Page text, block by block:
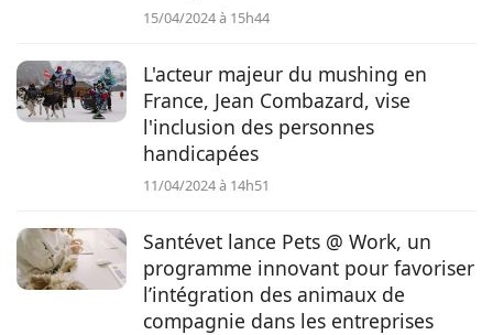
15/04/2024 à 15h44
L'acteur majeur du mushing en
France, Jean Combazard, vise
l'inclusion des personnes
handicapées
11/04/2024 à 14h51
Santévet lance Pets @ Work, un
programme innovant pour favoriser
l’intégration des animaux de
compagnie dans les entreprises